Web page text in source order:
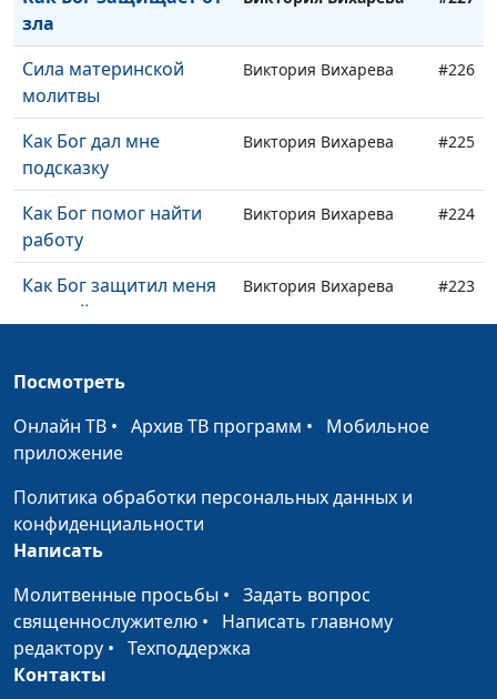
зла
Сила материнской
молитвы
Виктория Вихарева #226
Как Бог дал мне
подсказку
Виктория Вихарева #225
Как Бог помог найти
работу
Виктория Вихарева #224
Как Бог защитил меня
от змей
Виктория Вихарева #223
осталась невредима
История моего
мгновенного
Тамара Кульпина
Как Бог говорит со
мной через Библию
Как неверующий муж
стал читать Библию
Тамара Кульпина
Как Бог проявляет
Посмотреть
Онлайн ТВ • Архив ТВ программ • Мобильное
приложение
Политика обработки персональных данных и
конфиденциальности
Написать
Молитвенные просьбы • Задать вопрос
священнослужителю • Написать главному
редактору • Техподдержка
Контакты